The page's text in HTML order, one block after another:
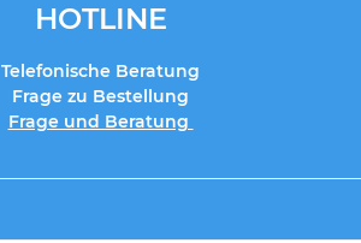
HOTLINE
Telefonische Beratung
Frage zu Bestellung
Frage und Beratung